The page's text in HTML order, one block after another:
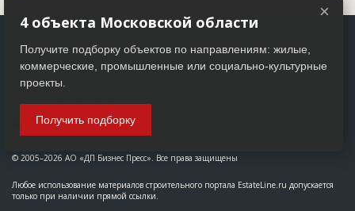
© 2005–2026 АО «ДП Бизнес Пресс». Все права защищены
Любое использование материалов строительного портала EstateLine.ru допускается
только при наличии прямой ссылки.
×
4 объекта Московской области
Получите подборку объектов по направлениям: жилые,
коммерческие, промышленные или социально-культурные
проекты.
Получить подборку